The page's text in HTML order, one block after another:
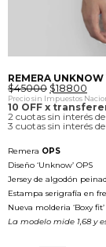
REMERA UNKNOW
$45000 El
precio
original
era:
$45000.
$18800
es:
Precio sin Impuestos
10 OFF x
2 cuotas sin interés
3 cuotas sin interés
Remera OPS
Diseño ‘Unknow’ OPS
Jersey de algodón
Estampa serigrafía en
Nueva molderia ‘Boxy
La modelo mide 1,68 y